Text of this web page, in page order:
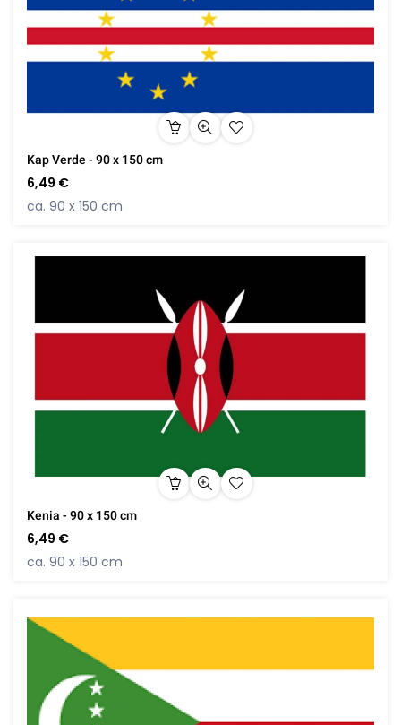
Kap Verde - 90 x 150 cm
6,49 €
ca. 90 x 150 cm
Kenia - 90 x 150 cm
6,49 €
ca. 90 x 150 cm